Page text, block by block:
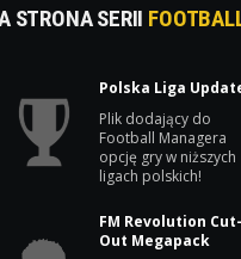
STRONA SERII
Polska Liga
Plik dodający do
Football Managera
opcję gry w niższych
ligach polskich!
FM Revolution
Out Megapack